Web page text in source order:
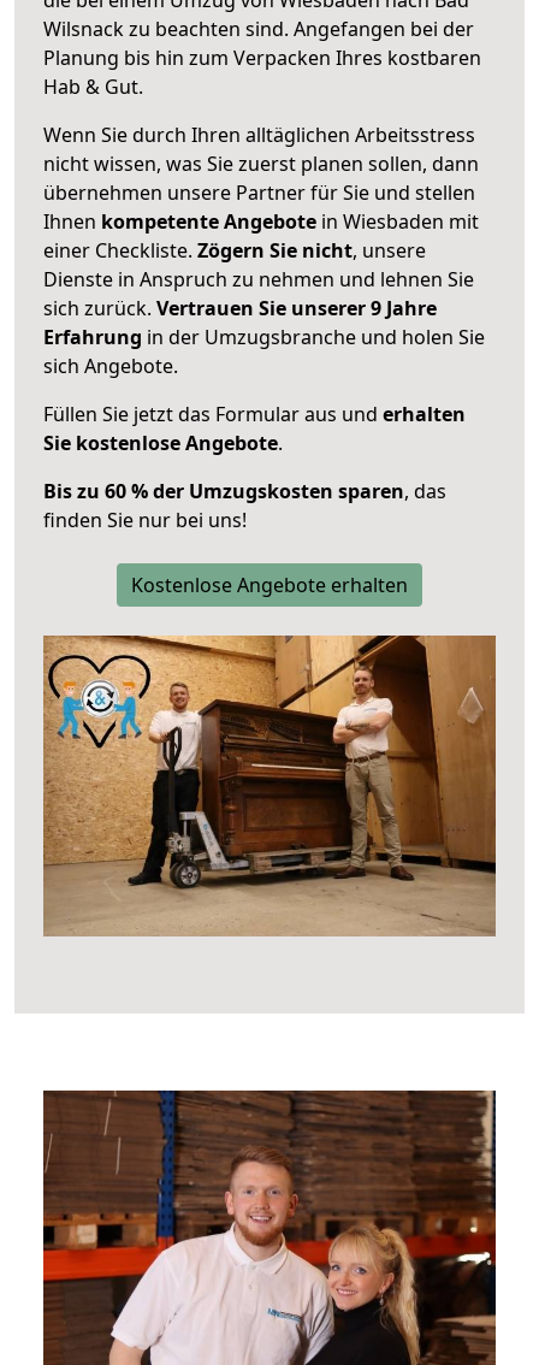
Wilsnack zu beachten sind. Angefangen bei der
Planung bis hin zum Verpacken Ihres kostbaren
Hab & Gut.
Wenn Sie durch Ihren alltäglichen Arbeitsstress
nicht wissen, was Sie zuerst planen sollen, dann
übernehmen unsere Partner für Sie und stellen
Ihnen kompetente Angebote in Wiesbaden mit
einer Checkliste. Zögern Sie nicht, unsere
Dienste in Anspruch zu nehmen und lehnen Sie
sich zurück. Vertrauen Sie unserer 9 Jahre
Erfahrung in der Umzugsbranche und holen Sie
sich Angebote.
Füllen Sie jetzt das Formular aus und erhalten
Sie kostenlose Angebote.
Bis zu 60 % der Umzugskosten sparen, das
finden Sie nur bei uns!
Kostenlose Angebote erhalten